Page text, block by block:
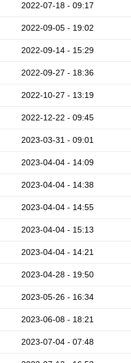
2022-07-18 - 09:17
2022-09-05 - 19:02
2022-09-14 - 15:29
2022-09-27 - 18:36
2022-10-27 - 13:19
2022-12-22 - 09:45
2023-03-31 - 09:01
2023-04-04 - 14:09
2023-04-04 - 14:38
2023-04-04 - 14:55
2023-04-04 - 15:13
2023-04-04 - 14:21
2023-04-28 - 19:50
2023-05-26 - 16:34
2023-06-08 - 18:21
2023-07-04 - 07:48